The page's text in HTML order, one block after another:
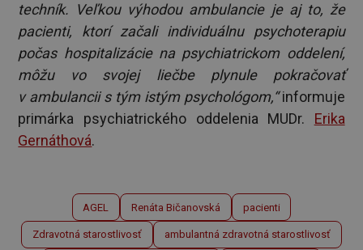
techník. Veľkou výhodou ambulancie je aj to, že
pacienti, ktorí začali individuálnu psychoterapiu
počas hospitalizácie na psychiatrickom oddelení,
môžu vo svojej liečbe plynule pokračovať
v ambulancii s tým istým psychológom,“informuje
primárka psychiatrického oddelenia MUDr. Erika
Gernáthová.
AGEL Renáta Bičanovská pacienti
Zdravotná starostlivosť ambulantná zdravotná starostlivosť